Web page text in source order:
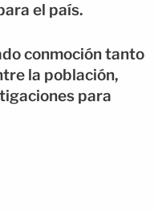
el país.
conmoción tanto
la población,
para